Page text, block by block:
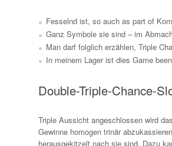
Fesselnd ist, so auch as part of
Ganz Symbole sie sind – im
Man darf folglich erzählen, Triple
In meinem Lager ist dies Game
Double-Triple-Chance-
Triple Aussicht angeschlossen wird
Gewinne homogen trinär
herausgekitzelt nach sie sind. Dazu